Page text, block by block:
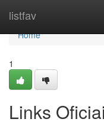
listfav
Home
Home
1
Links